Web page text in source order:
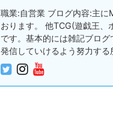
職業:自営業 ブログ内容:主に
おります。 他TCG(遊戯王、
です。基本的には雑記ブロ
発信していけるよう努力する